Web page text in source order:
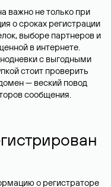
важно не только при
о сроках регистрации
выборе партнеров и
в интернете.
с выгодными
стоит проверить
— веский повод
сообщения.
о регистраторе